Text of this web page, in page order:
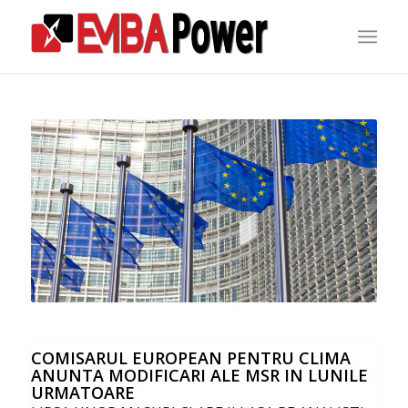
COMISARUL EUROPEAN PENTRU CLIMA
ANUNTA MODIFICARI ALE MSR IN LUNILE
URMATOARE